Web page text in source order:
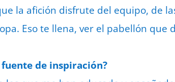
la afición disfrute del equipo, de
Eso te llena, ver el pabellón
fuente de inspiración?